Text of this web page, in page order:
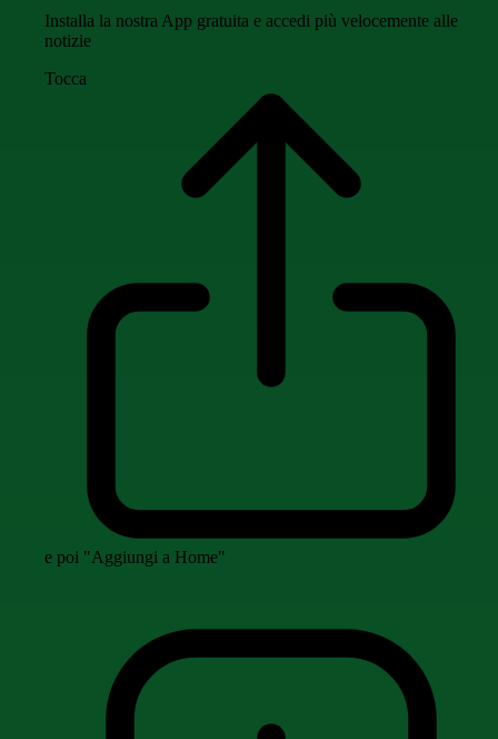
Installa la nostra App gratuita e accedi più velocemente alle
notizie
Tocca
e poi "Aggiungi a Home"